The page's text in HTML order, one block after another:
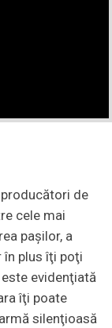
de
cele mai
paşilor, a
în plus îţi poţi
evidenţiată
îţi poate
silenţioasă